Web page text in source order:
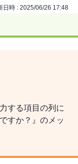
日時 : 2025/06/26 17:48
する項目の列に
すか？』のメッ